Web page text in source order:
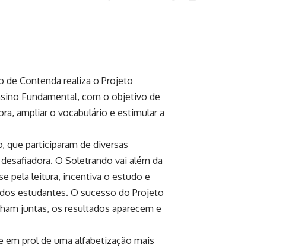
de Contenda realiza o Projeto
Fundamental, com o objetivo de
ampliar o vocabulário e estimular a
que participaram de diversas
O Soletrando vai além da
pela leitura, incentiva o estudo e
estudantes. O sucesso do Projeto
juntas, os resultados aparecem e
em prol de uma alfabetização mais